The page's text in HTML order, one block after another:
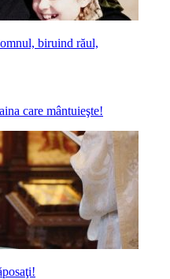
biruind răul,
care mântuieşte!